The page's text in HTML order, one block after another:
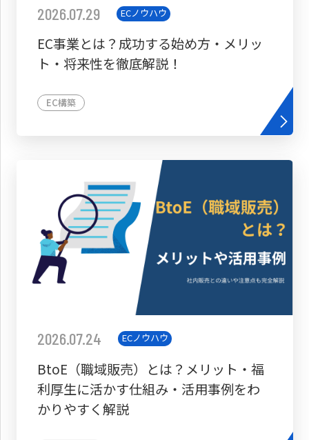
2026.07.29 ECノウハウ
EC事業とは？成功する始め方・メリッ
ト・将来性を徹底解説！
EC構築
2026.07.24 ECノウハウ
BtoE（職域販売）とは？メリット・福
利厚生に活かす仕組み・活用事例をわ
かりやすく解説